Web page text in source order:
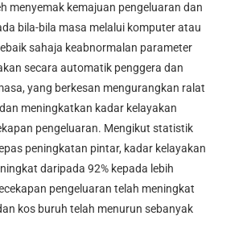
menyemak kemajuan pengeluaran dan
bila-bila masa melalui komputer atau
sahaja keabnormalan parameter
secara automatik penggera dan
yang berkesan mengurangkan ralat
meningkatkan kadar kelayakan
pengeluaran. Mengikut statistik
peningkatan pintar, kadar kelayakan
daripada 92% kepada lebih
pengeluaran telah meningkat
kos buruh telah menurun sebanyak